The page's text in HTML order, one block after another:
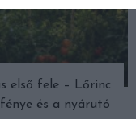
első fele – Lőrinc
és a nyárutó